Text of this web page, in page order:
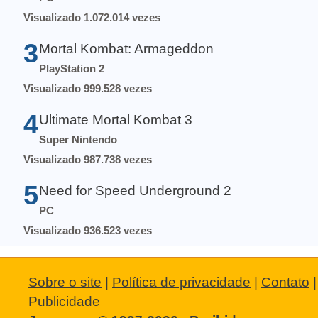
Visualizado 1.072.014 vezes
3 Mortal Kombat: Armageddon
PlayStation 2
Visualizado 999.528 vezes
4 Ultimate Mortal Kombat 3
Super Nintendo
Visualizado 987.738 vezes
5 Need for Speed Underground 2
PC
Visualizado 936.523 vezes
Sobre o site | Política de privacidade | Contato |
Publicidade